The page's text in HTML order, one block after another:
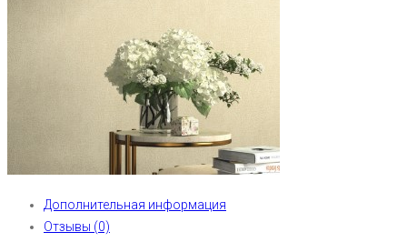
Дополнительная информация
Отзывы (0)